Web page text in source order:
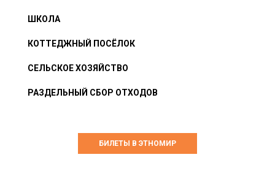
ШКОЛА
КОТТЕДЖНЫЙ ПОСЁЛОК
СЕЛЬСКОЕ ХОЗЯЙСТВО
РАЗДЕЛЬНЫЙ СБОР ОТХОДОВ
БИЛЕТЫ В ЭТНОМИР